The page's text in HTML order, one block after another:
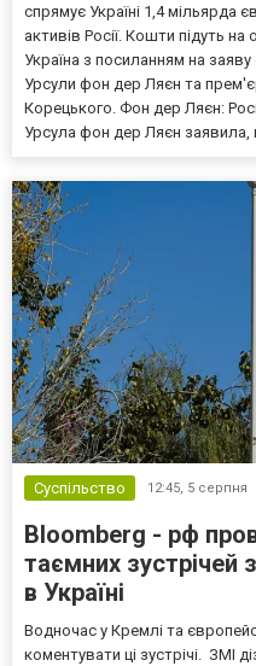
спрямує Україні 1,4 мільярда
активів Росії. Кошти підуть
Україна з посиланням на заяву
Урсули фон дер Ляєн та
Корецького. Фон дер Ляєн:
Урсула фон дер Ляєн заявила,
Суспільство 12:45, 5 серпня
Bloomberg - рф
таємних
в Україні
Водночас у Кремлі та
коментувати ці зустрічі. ЗМІ